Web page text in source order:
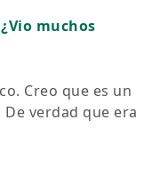
muchos
Creo que es un
verdad que era